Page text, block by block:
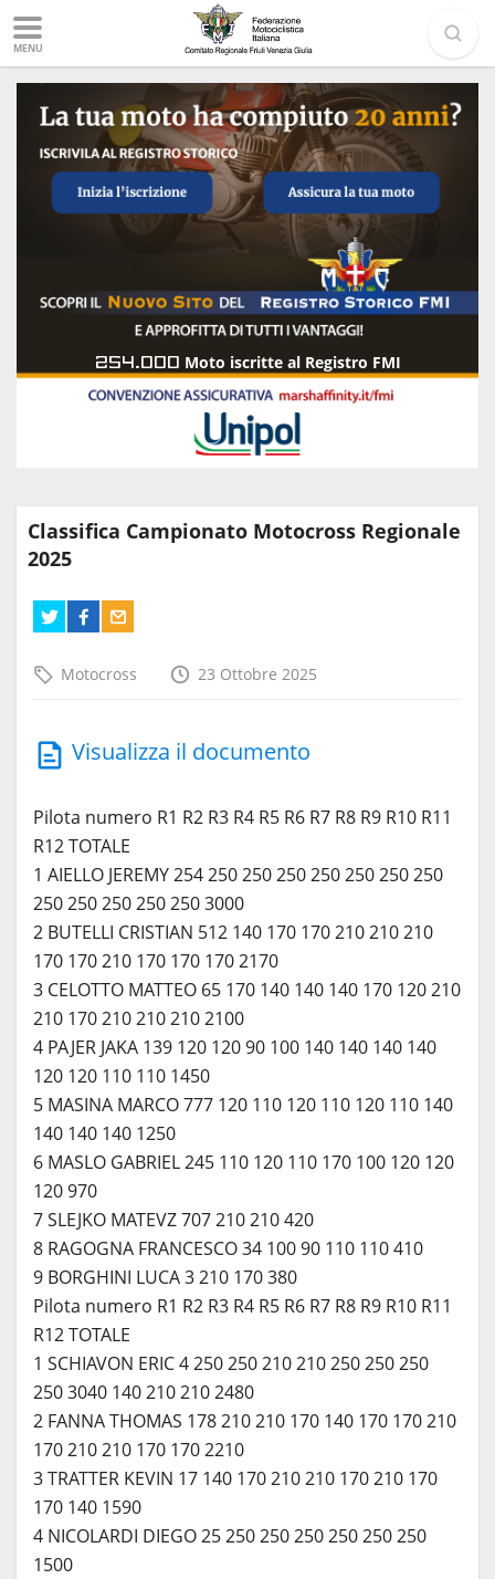
MENU
254.000 Moto iscritte al Registro FMI
Classifica Campionato Motocross Regionale
2025
Motocross 23 Ottobre 2025
Visualizza il documento
Pilota numero R1 R2 R3 R4 R5 R6 R7 R8 R9 R10 R11
R12 TOTALE
1 AIELLO JEREMY 254 250 250 250 250 250 250 250
250 250 250 250 250 3000
2 BUTELLI CRISTIAN 512 140 170 170 210 210 210
170 170 210 170 170 170 2170
3 CELOTTO MATTEO 65 170 140 140 140 170 120 210
210 170 210 210 210 2100
4 PAJER JAKA 139 120 120 90 100 140 140 140 140
120 120 110 110 1450
5 MASINA MARCO 777 120 110 120 110 120 110 140
140 140 140 1250
6 MASLO GABRIEL 245 110 120 110 170 100 120 120
120 970
7 SLEJKO MATEVZ 707 210 210 420
8 RAGOGNA FRANCESCO 34 100 90 110 110 410
9 BORGHINI LUCA 3 210 170 380
Pilota numero R1 R2 R3 R4 R5 R6 R7 R8 R9 R10 R11
R12 TOTALE
1 SCHIAVON ERIC 4 250 250 210 210 250 250 250
250 3040 140 210 210 2480
2 FANNA THOMAS 178 210 210 170 140 170 170 210
170 210 210 170 170 2210
3 TRATTER KEVIN 17 140 170 210 210 170 210 170
170 140 1590
4 NICOLARDI DIEGO 25 250 250 250 250 250 250
1500